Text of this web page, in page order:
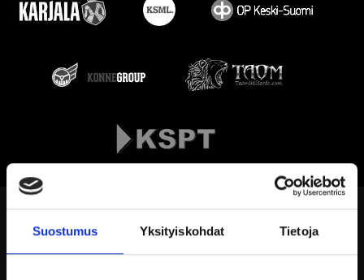
Suostumus Yksityiskohdat Tietoja